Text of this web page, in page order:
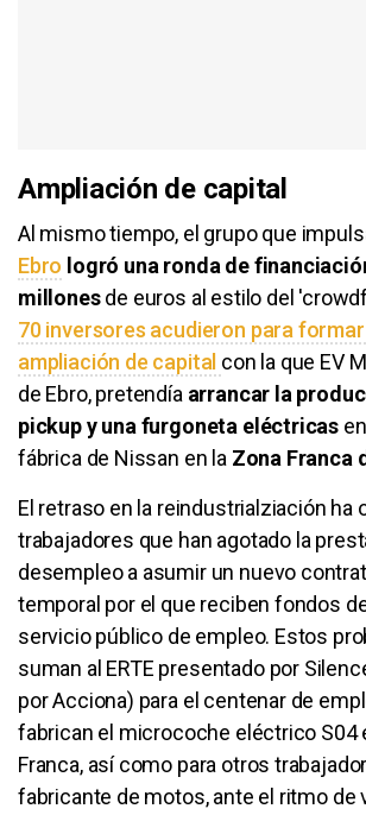
Ampliación de capital
Al mismo tiempo, el grupo que
Ebro logró una ronda de
millonesde euros al estilo del
70 inversores acudieron para
ampliación de capital con la que EV
de Ebro, pretendía arrancar la
pickup y una furgoneta eléctricas
fábrica de Nissan en la Zona Franca
El retraso en la reindustrialziación ha
trabajadores que han agotado la
desempleo a asumir un nuevo
temporal por el que reciben fondos
servicio público de empleo. Estos
suman al ERTE presentado por
por Acciona) para el centenar de
fabrican el microcoche eléctrico S04
Franca, así como para otros
fabricante de motos, ante el ritmo de